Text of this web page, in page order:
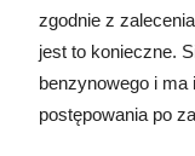
zgodnie z
jest to konieczne.
benzynowego i
postępowania po